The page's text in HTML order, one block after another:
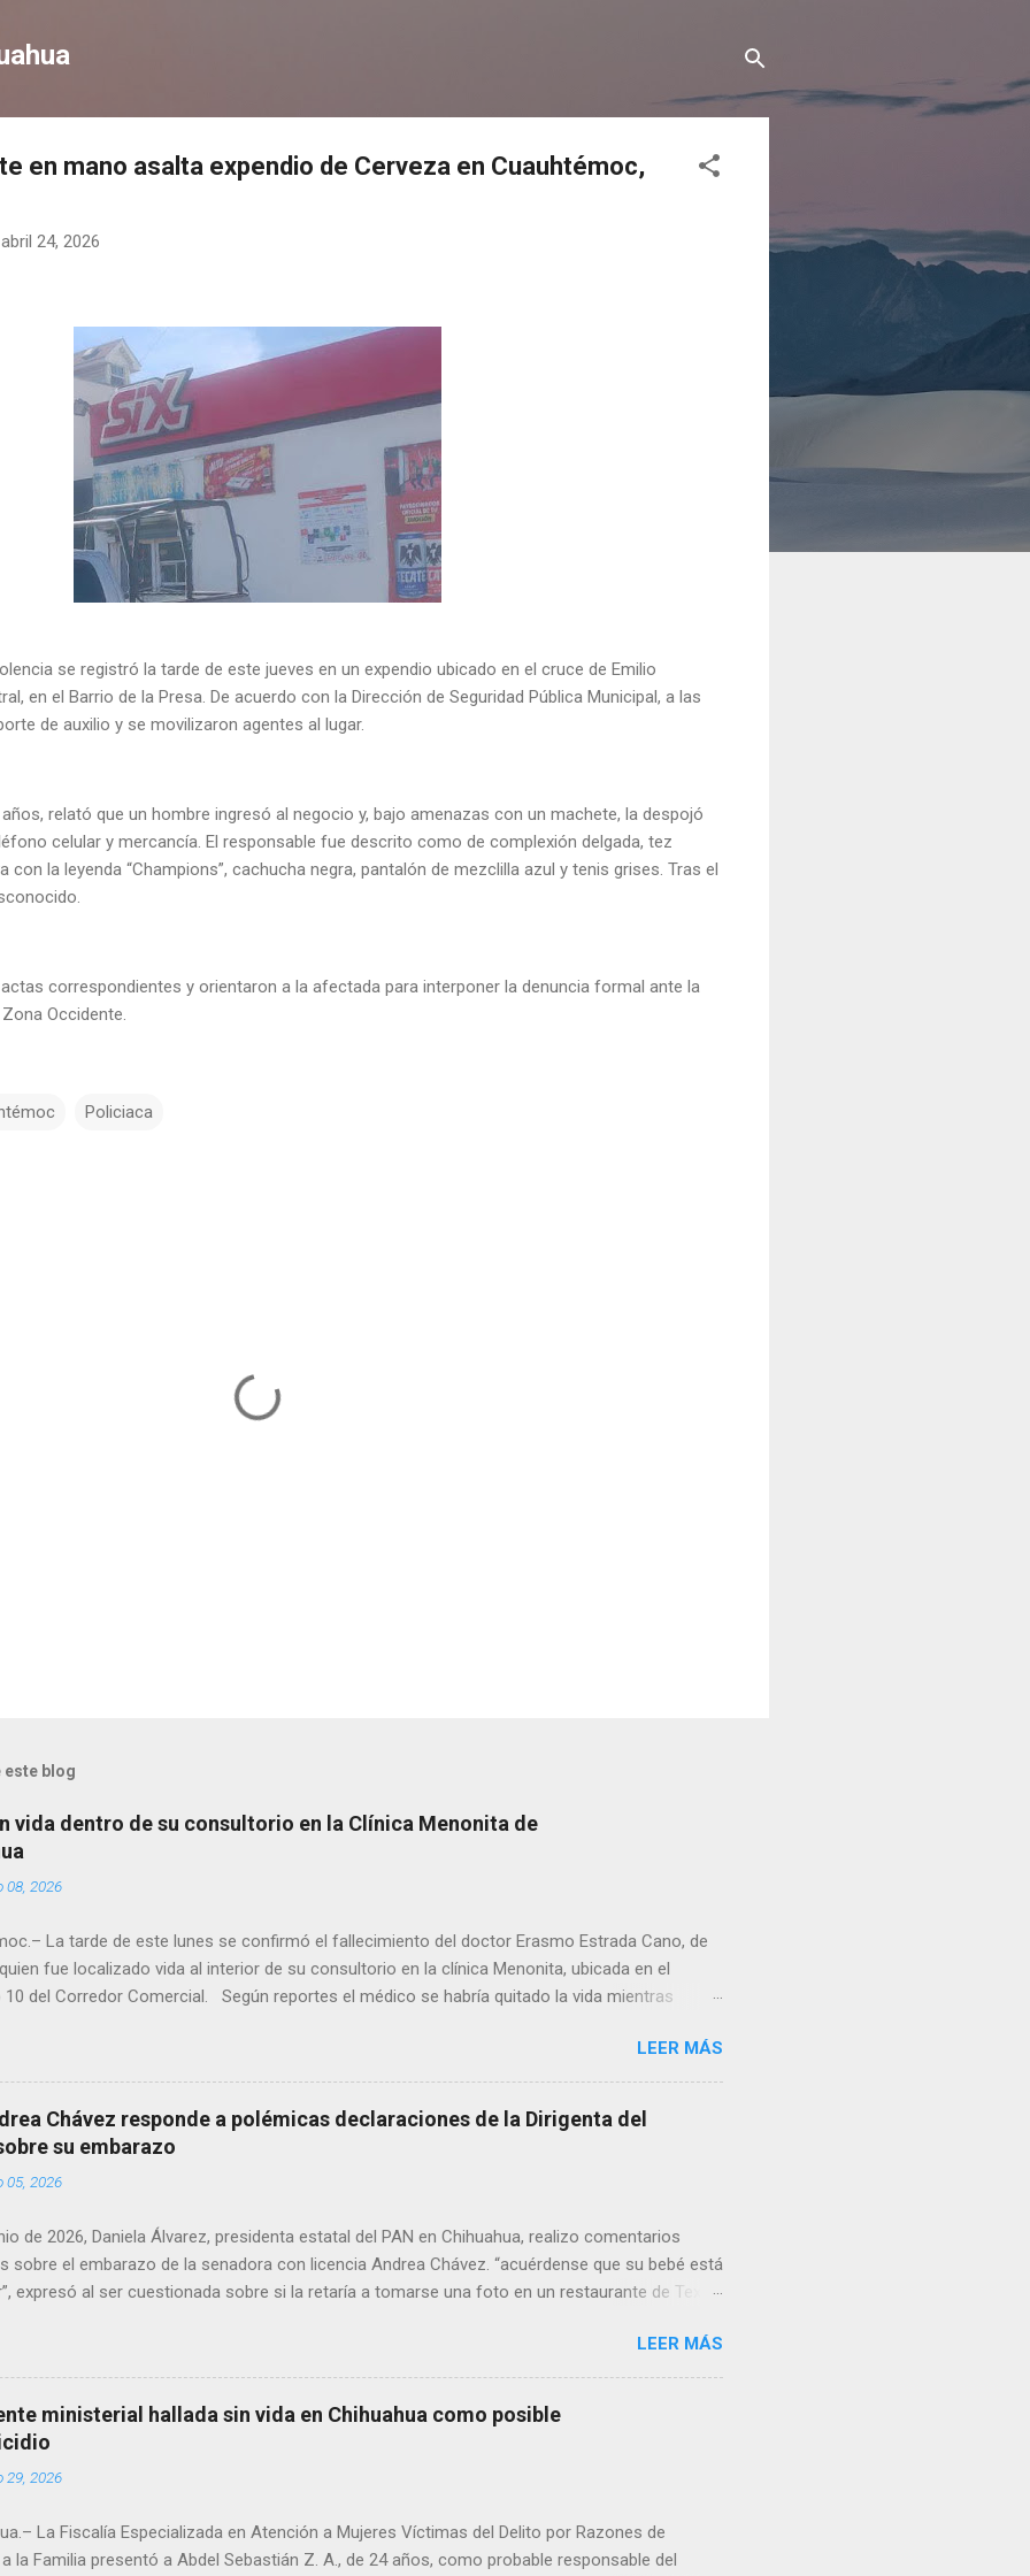
en mano asalta expendio de Cerveza en Cuauhtémoc,
abril 24, 2026
se registró la tarde de este jueves en un expendio ubicado en el cruce de Emilio
en el Barrio de la Presa. De acuerdo con la Dirección de Seguridad Pública Municipal, a las
de auxilio y se movilizaron agentes al lugar.
relató que un hombre ingresó al negocio y, bajo amenazas con un machete, la despojó
celular y mercancía. El responsable fue descrito como de complexión delgada, tez
con la leyenda “Champions”, cachucha negra, pantalón de mezclilla azul y tenis grises. Tras el
correspondientes y orientaron a la afectada para interponer la denuncia formal ante la
Occidente.
Policiaca
este blog
vida dentro de su consultorio en la Clínica Menonita de
08, 2026
La tarde de este lunes se confirmó el fallecimiento del doctor Erasmo Estrada Cano, de
fue localizado vida al interior de su consultorio en la clínica Menonita, ubicada en el
del Corredor Comercial. Según reportes el médico se habría quitado la vida mientras
ya sin signos vitales. Erasmo Estrada, quien se desempeñó como presidente del Club
el periodo 2023–2024, era un médico reconocido en la región.
LEER MÁS
Chávez responde a polémicas declaraciones de la Dirigenta del
su embarazo
05, 2026
de 2026, Daniela Álvarez, presidenta estatal del PAN en Chihuahua, realizo comentarios
sobre el embarazo de la senadora con licencia Andrea Chávez. “acuérdense que su bebé está
expresó al ser cuestionada sobre si la retaría a tomarse una foto en un restaurante de Texas
porque hay muchas emociones fuertes, ¿Qué tal si se le ocurre que a lo mejor en el IMSS?,
se le ocurre cruzar y luego le den un susto, y pues la criatura se adelante o algo?, yo creo que
ser cuidadosa porque los personajes de Morena, cada que cruzan, cruzan así de que, 'por
pase que pase, que pase', todos están bajo esa amenaza justamente por los vínculos y las
polémicas al trasladar la confrontación política h...
LEER MÁS
ministerial hallada sin vida en Chihuahua como posible
29, 2026
La Fiscalía Especializada en Atención a Mujeres Víctimas del Delito por Razones de
la Familia presentó a Abdel Sebastián Z. A., de 24 años, como probable responsable del